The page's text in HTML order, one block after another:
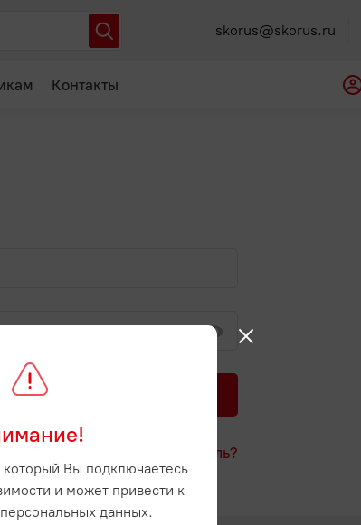
skorus@skorus.ru
Контакты
Войти
Забыли пароль?
Вы подключаетесь
и может привести к
данных.